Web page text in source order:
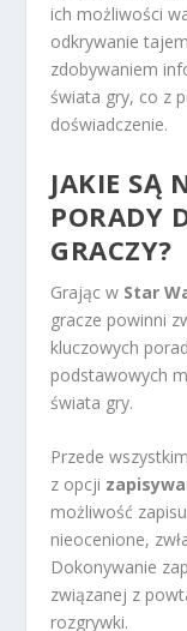
ich możliwości
odkrywanie
zdobywaniem
świata gry, co z
doświadczenie.
JAKIE SĄ
PORADY
GRACZY?
Grając w Star
gracze powinni
kluczowych
podstawowych
świata gry.
Przede
z opcji
możliwość
nieocenione,
Dokonywanie
związanej z
rozgrywki.